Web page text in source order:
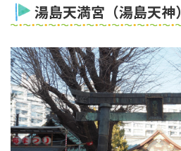
湯島天満宮（湯島天